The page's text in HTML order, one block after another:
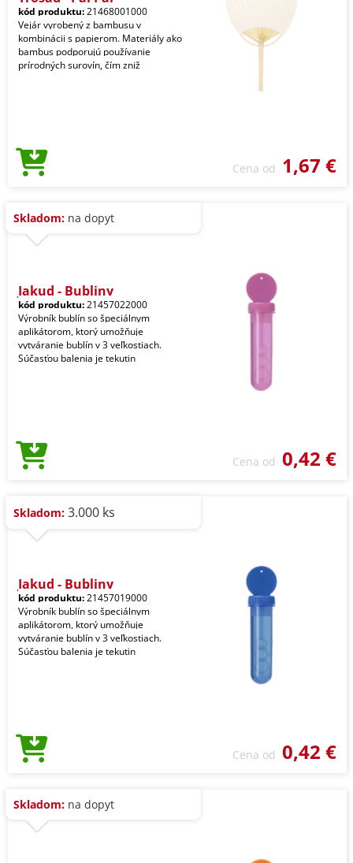
kód produktu:21468001000
Vejár vyrobený z bambusu v
kombinácii s papierom. Materiály ako
bambus podporujú používanie
prírodných surovín, čím zniž
Cena od 1,67 €
Skladom: na dopyt
Jakud - Bubliny
kód produktu:21457022000
Výrobník bublín so špeciálnym
aplikátorom, ktorý umožňuje
vytváranie bublín v 3 veľkostiach.
Súčasťou balenia je tekutin
Cena od 0,42 €
Skladom: 3.000 ks
Jakud - Bubliny
kód produktu:21457019000
Výrobník bublín so špeciálnym
aplikátorom, ktorý umožňuje
vytváranie bublín v 3 veľkostiach.
Súčasťou balenia je tekutin
Cena od 0,42 €
Skladom: na dopyt